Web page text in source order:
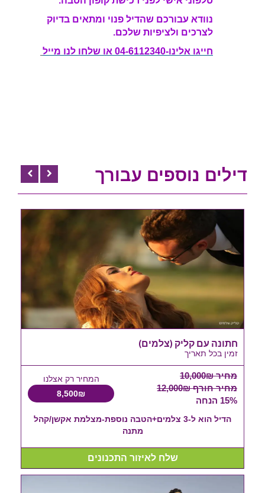
חתונה עם קליק (צלמים)
זמין בכל תאריך
מחיר 10,000₪
מחיר חורף 12,000₪
15% הנחה
המחיר רק אצלנו
8,500₪
הדיל הוא ל-3 צלמים+הטבה נוספת-מצלמת אקשן/קהל
שלח לאיזור התכנונים